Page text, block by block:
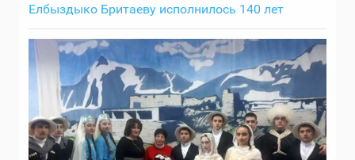
Елбыздыко Бритаеву исполнилось 140 лет